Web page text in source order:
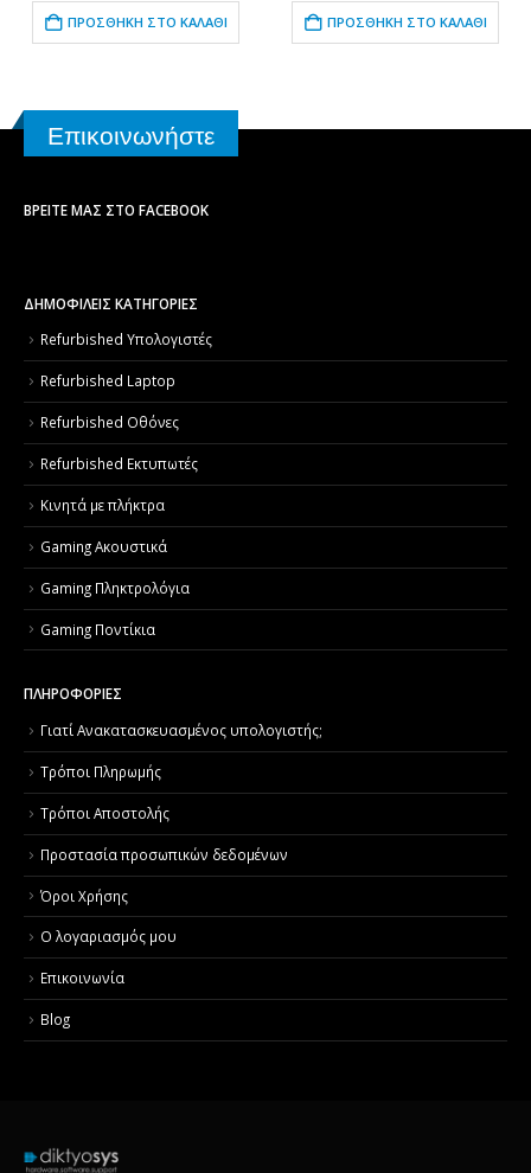
ΠΡΟΣΘΉΚΗ ΣΤΟ ΚΑΛΆΘΙ ΠΡΟΣΘΉΚΗ ΣΤΟ ΚΑΛΆΘΙ
Επικοινωνήστε
ΒΡΕΊΤΕ ΜΑΣ ΣΤΟ FACEBOOK
ΔΗΜΟΦΙΛΕΙΣ ΚΑΤΗΓΟΡΙΕΣ
Refurbished Υπολογιστές
Refurbished Laptop
Refurbished Οθόνες
Refurbished Εκτυπωτές
Κινητά με πλήκτρα
Gaming Ακουστικά
Gaming Πληκτρολόγια
Gaming Ποντίκια
ΠΛΗΡΟΦΟΡΙΕΣ
Γιατί Aνακατασκευασμένος υπολογιστής;
Τρόποι Πληρωμής
Τρόποι Αποστολής
Προστασία προσωπικών δεδομένων
Όροι Χρήσης
Ο λογαριασμός μου
Επικοινωνία
Blog